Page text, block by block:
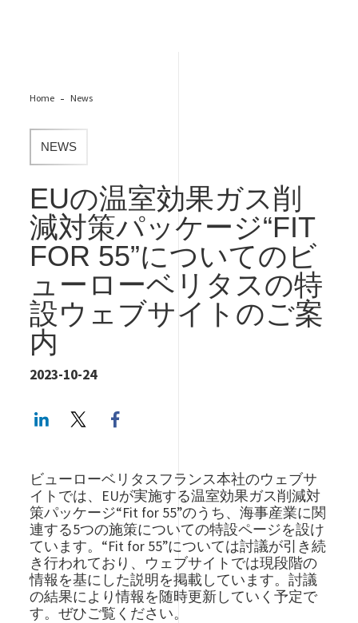
Home News
NEWS
EUの温室効果ガス削
減対策パッケージ“FIT
FOR 55”についてのビ
ューローベリタスの特
設ウェブサイトのご案
内
2023-10-24
LinkedInTwitter
ビューローベリタスフランス本社のウェブサ
イトでは、EUが実施する温室効果ガス削減対
策パッケージ“Fit for 55”のうち、海事産業に関
連する5つの施策についての特設ページを設け
ています。“Fit for 55”については討議が引き続
き行われており、ウェブサイトでは現段階の
情報を基にした説明を掲載しています。討議
の結果により情報を随時更新していく予定で
す。ぜひご覧ください。